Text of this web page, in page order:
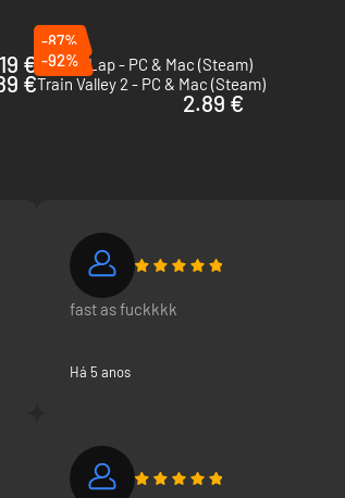
ou tentarás protegê-los de modo a rentabilizá-
um jovem mecânico capaz de tirar
€
-87%
Golden Lap - PC & Mac (Steam)
€
-92%
Train Valley 2 - PC & Mac (Steam)
2.89 €
fast as fuckkkk
Há 5 anos